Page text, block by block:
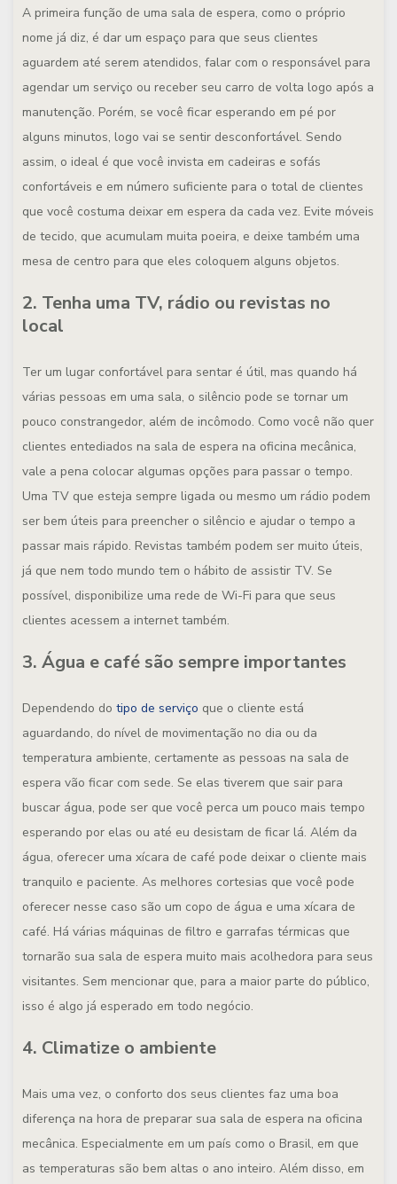
A primeira função de uma sala de espera, como o próprio
nome já diz, é dar um espaço para que seus clientes
aguardem até serem atendidos, falar com o responsável para
agendar um serviço ou receber seu carro de volta logo após a
manutenção. Porém, se você ficar esperando em pé por
alguns minutos, logo vai se sentir desconfortável. Sendo
assim, o ideal é que você invista em cadeiras e sofás
confortáveis e em número suficiente para o total de clientes
que você costuma deixar em espera da cada vez. Evite móveis
de tecido, que acumulam muita poeira, e deixe também uma
mesa de centro para que eles coloquem alguns objetos.
2. Tenha uma TV, rádio ou revistas no
local
Ter um lugar confortável para sentar é útil, mas quando há
várias pessoas em uma sala, o silêncio pode se tornar um
pouco constrangedor, além de incômodo. Como você não quer
clientes entediados na sala de espera na oficina mecânica,
vale a pena colocar algumas opções para passar o tempo.
Uma TV que esteja sempre ligada ou mesmo um rádio podem
ser bem úteis para preencher o silêncio e ajudar o tempo a
passar mais rápido. Revistas também podem ser muito úteis,
já que nem todo mundo tem o hábito de assistir TV. Se
possível, disponibilize uma rede de Wi-Fi para que seus
clientes acessem a internet também.
3. Água e café são sempre importantes
Dependendo do tipo de serviço que o cliente está
aguardando, do nível de movimentação no dia ou da
temperatura ambiente, certamente as pessoas na sala de
espera vão ficar com sede. Se elas tiverem que sair para
buscar água, pode ser que você perca um pouco mais tempo
esperando por elas ou até eu desistam de ficar lá. Além da
água, oferecer uma xícara de café pode deixar o cliente mais
tranquilo e paciente. As melhores cortesias que você pode
oferecer nesse caso são um copo de água e uma xícara de
café. Há várias máquinas de filtro e garrafas térmicas que
tornarão sua sala de espera muito mais acolhedora para seus
visitantes. Sem mencionar que, para a maior parte do público,
isso é algo já esperado em todo negócio.
4. Climatize o ambiente
Mais uma vez, o conforto dos seus clientes faz uma boa
diferença na hora de preparar sua sala de espera na oficina
mecânica. Especialmente em um país como o Brasil, em que
as temperaturas são bem altas o ano inteiro. Além disso, em